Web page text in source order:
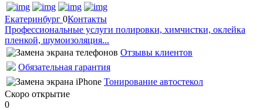
Екатеринбург 0Контакты
Профессиональные услуги полировки, химчистки, оклейка
пленкой, шумоизоляция...
Отзывы клиентов
Обязательная гарантия
Тонирование автостекол
Скоро открытие
0